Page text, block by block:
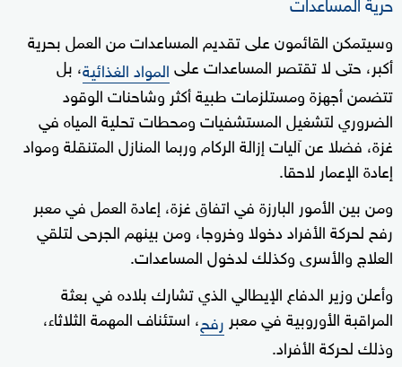
وسيتمكن القائمون على تقديم المساعدات من العمل بحرية
أكبر، حتى لا تقتصر المساعدات علىالمواد الغذائية، بل
تتضمن أجهزة ومستلزمات طبية أكثر وشاحنات الوقود
الضروري لتشغيل المستشفيات ومحطات تحلية المياه في
غزة، فضلا عن آليات إزالة الركام وربما المنازل المتنقلة ومواد
إعادة الإعمار لاحقا.
ومن بين الأمور البارزة في اتفاق غزة، إعادة العمل في معبر
رفح لحركة الأفراد دخولا وخروجا، ومن بينهم الجرحى لتلقي
العلاج والأسرى وكذلك لدخول المساعدات.
وأعلن وزير الدفاع الإيطالي الذي تشارك بلاده في بعثة
المراقبة الأوروبية في معبر رفح، استئناف المهمة الثلاثاء،
وذلك لحركة الأفراد.